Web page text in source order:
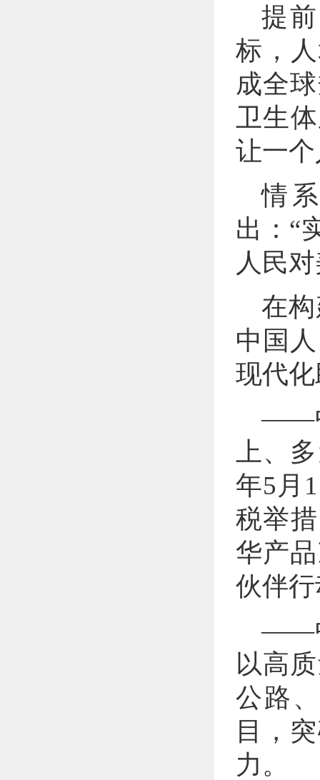
提
标，
成全
卫生
让一
情
出：“
人民
在
中国
现代
——
上、
年5月
税举
华产
伙伴
——
以高
公路
目，
力。